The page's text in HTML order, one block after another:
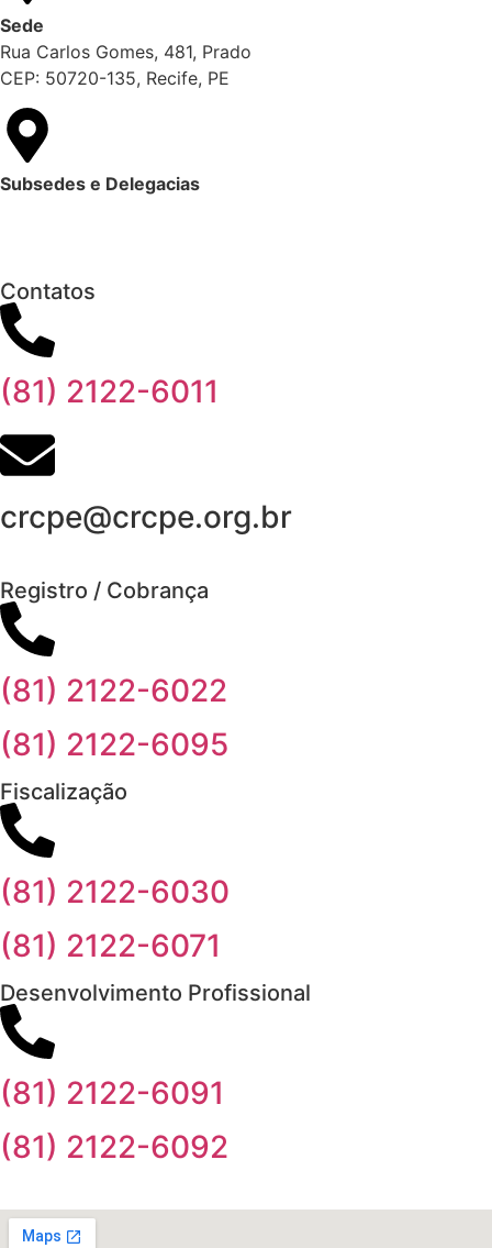
Sede
Rua Carlos Gomes, 481, Prado
CEP: 50720-135, Recife, PE
Subsedes e Delegacias
Contatos
(81) 2122-6011
crcpe@crcpe.org.br
Registro / Cobrança
(81) 2122-6022
(81) 2122-6095
Fiscalização
(81) 2122-6030
(81) 2122-6071
Desenvolvimento Profissional
(81) 2122-6091
(81) 2122-6092